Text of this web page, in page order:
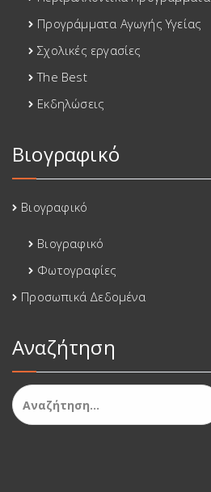
Προγράμματα Αγωγής Υγείας
Σχολικές εργασίες
The Best
Εκδηλώσεις
Βιογραφικό
Βιογραφικό
Βιογραφικό
Φωτογραφίες
Προσωπικά Δεδομένα
Αναζήτηση
Αναζήτηση
για: